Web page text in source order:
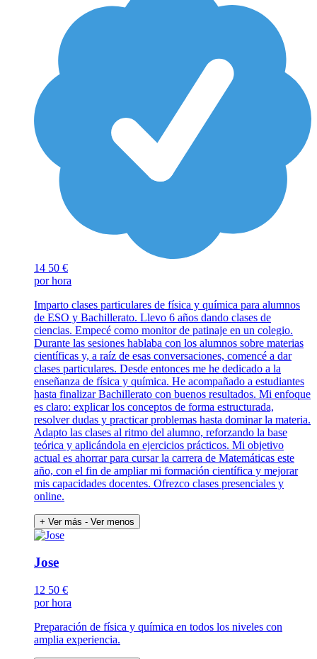
14 50 €
por hora
Imparto clases particulares de física y química para alumnos
de ESO y Bachillerato. Llevo 6 años dando clases de
ciencias. Empecé como monitor de patinaje en un colegio.
Durante las sesiones hablaba con los alumnos sobre materias
científicas y, a raíz de esas conversaciones, comencé a dar
clases particulares. Desde entonces me he dedicado a la
enseñanza de física y química. He acompañado a estudiantes
hasta finalizar Bachillerato con buenos resultados. Mi enfoque
es claro: explicar los conceptos de forma estructurada,
resolver dudas y practicar problemas hasta dominar la materia.
Adapto las clases al ritmo del alumno, reforzando la base
teórica y aplicándola en ejercicios prácticos. Mi objetivo
actual es ahorrar para cursar la carrera de Matemáticas este
año, con el fin de ampliar mi formación científica y mejorar
mis capacidades docentes. Ofrezco clases presenciales y
online.
+ Ver más - Ver menos
Jose
12 50 €
por hora
Preparación de física y química en todos los niveles con
amplia experiencia.